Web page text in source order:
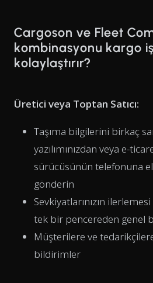
Cargoson ve Fleet
kombinasyonu kargo
kolaylaştırır?
Üretici veya Toptan Satıcı:
Taşıma bilgilerini birkaç
yazılımınızdan veya e-
sürücüsünün telefonuna
gönderin
Sevkiyatlarınızın
tek bir pencereden genel
Müşterilere ve
bildirimler